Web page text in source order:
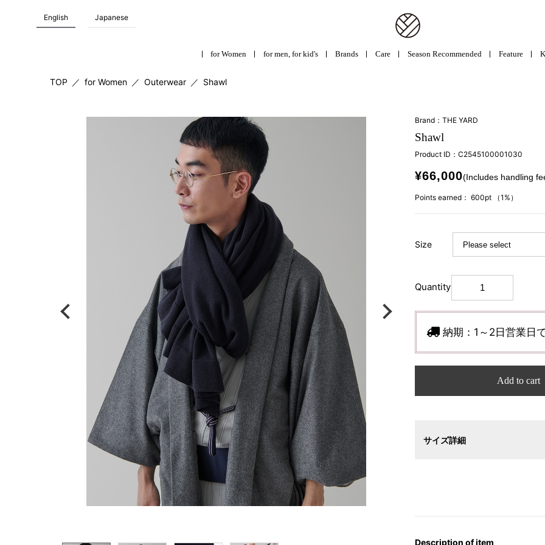
English Japanese
for Women for men, for kid's Brands Care Season Recommended Feature
TOP ／ for Women ／ Outerwear ／ Shawl
Brand：THE YARD
Shawl
Product ID： C2545100001030
¥66,000(Includes handling
Points earned： 600pt （1%）
Size
Quantity
納期： 1～2日営業日
Add to cart
サイズ詳細
Description of item